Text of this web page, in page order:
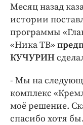
Клиника
Бренд года
Месяц назад
истории
программы
«Ника ТВ»
КУЧУРИН
- Мы на
комплекс
моё решение.
спасибо хотя бы.